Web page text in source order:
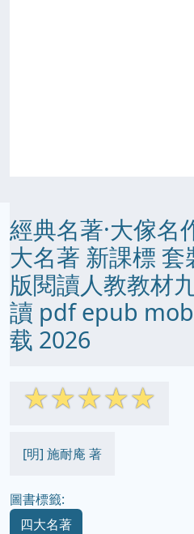
經典名著·大傢名
大名著 新課標
版閱讀人教教材
讀 pdf epub
载 2026
☆☆☆☆☆
[明] 施耐庵 著
圖書標籤:
四大名著